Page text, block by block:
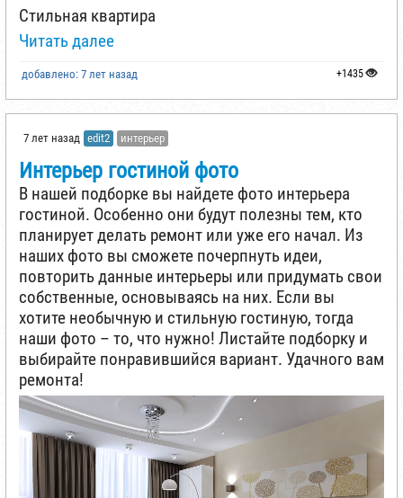
Стильная квартира
Читать далее
добавлено: 7 лет назад +1435
7 лет назад edit2 интерьер
Интерьер гостиной фото
В нашей подборке вы найдете фото интерьера
гостиной. Особенно они будут полезны тем, кто
планирует делать ремонт или уже его начал. Из
наших фото вы сможете почерпнуть идеи,
повторить данные интерьеры или придумать свои
собственные, основываясь на них. Если вы
хотите необычную и стильную гостиную, тогда
наши фото – то, что нужно! Листайте подборку и
выбирайте понравившийся вариант. Удачного вам
ремонта!